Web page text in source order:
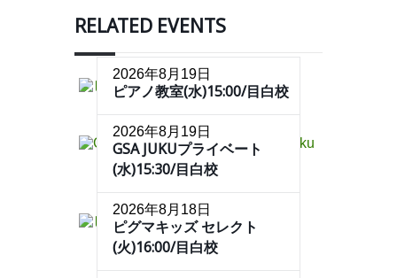
RELATED EVENTS
2026年8月19日
ピアノ教室(水)15:00/目白校
2026年8月19日
GSA JUKUプライベート
(水)15:30/目白校
2026年8月18日
ピグマキッズ セレクト
(火)16:00/目白校